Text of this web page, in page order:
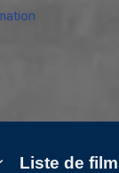
Liste de